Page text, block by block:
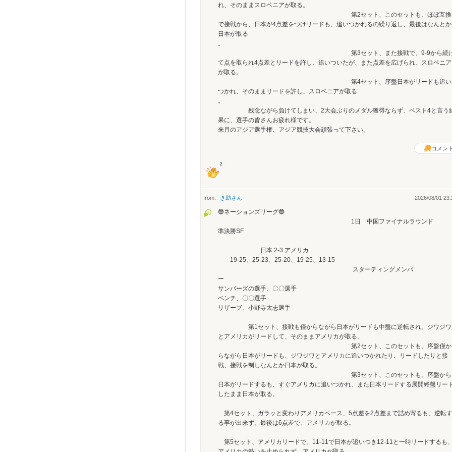
れ、そのままスロベニアが取る。
第2セット、このセットも、ほぼ互換
で接戦から、日本が4点差をつけリードも、追いつかれるの繰り返し、最後はなんとか
日本が取る
。
第3セット、また接戦で、9-9から続
て点を取られ4点差とリードを許し、追いついたが、また点差を広げられ、スロベニア
が取る。
第4セット、序盤日本がリードも追い
つかれ、そのままリードを許し、スロベニアが取る
。
残念ながら負けてしまい、2大会ぶりのメダル獲得ならず、ベスト4と言う
果に、選手の皆さんお疲れ様です。
来月のアジア選手権、アジア競技大会頑張って下さい。
コメン
2
from: き助さん 2026/08/01
🔵ネーションズリーグ🔵
1日 中国ファイナルラウンド
準決勝SF
日本 2-3 アメリカ
19-25、25-23、25-20、19-25、13-15
スターティングメンバ
ー
サンバーズの選手、〇〇選手
ベンチ、〇〇選手
リザーブ、小野寺太志選手
第1セット、接戦も僅からながら日本がリードも中盤に逆転され、ジワジワ
とアメリカがリードして、そのままアメリカが取る。
第2セット、このセットも、序盤僅か
らながら日本がリードも、ジワジワとアメリカに追いつかれたり、リードしたりと接
戦、接戦を制しなんとか日本が取る。
第3セット、このセットも、序盤から
日本がリードするも、すぐアメリカに追いつかれ、また日本リードする展開終盤リー
したまま日本が取る。
第4セット、ガラッと変わりアメリカペース、5点差を2点差まで詰め寄るも、逆転す
る事が出来ず、最後は6点差で、アメリカが取る。
第5セット、アメリカリードで、11-11で日本が追いつき12-11と一時リードするも、